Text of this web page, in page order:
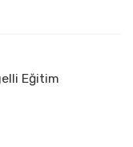
Eğitim